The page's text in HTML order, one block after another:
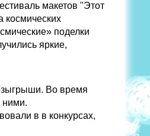
макетов "Этот
космических
поделки
яркие,
Во время
ними.
в в конкурсах,